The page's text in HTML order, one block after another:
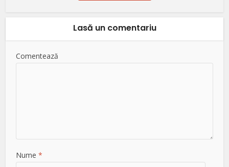
Lasă un comentariu
Comentează
Nume*